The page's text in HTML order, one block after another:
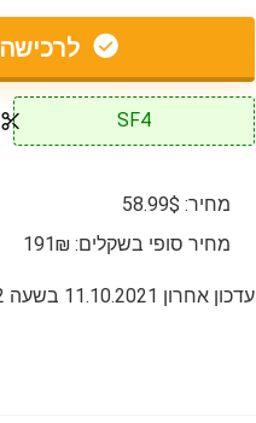
לרכישה
SF4
מחיר: 58.99$
מחיר סופי בשקלים: 191₪
עדכון אחרון 11.10.2021 בשעה 15:32